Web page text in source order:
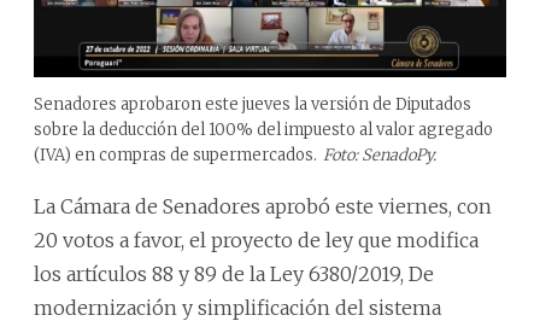
Senadores aprobaron este jueves la versión de Diputados
sobre la deducción del 100% del impuesto al valor agregado
(IVA) en compras de supermercados. Foto: SenadoPy.
La Cámara de Senadores aprobó este viernes, con
20 votos a favor, el proyecto de ley que modifica
los artículos 88 y 89 de la Ley 6380/2019, De
modernización y simplificación del sistema